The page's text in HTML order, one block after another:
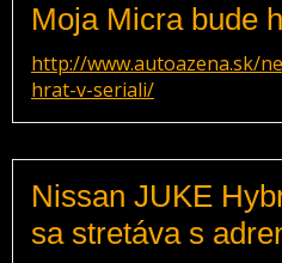
Moja Micra bude
http://www.autoazena.sk/
hrat-v-seriali/
Nissan JUKE
sa stretáva s